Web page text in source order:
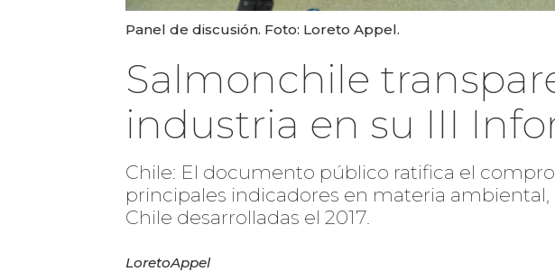
Panel de discusión. Foto: Loreto Appel.
Salmonchile
industria en su III
Chile: El documento público ratifica el
principales indicadores en materia
Chile desarrolladas el 2017.
LoretoAppel